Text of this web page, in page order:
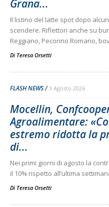
Grana...
Il listino del latte spot dopo
scendere. Riflettori anche su
Reggiano, Pecorino Romano,
Di Teresa Orsetti -
FLASH NEWS 3 Agosto 2026
Mocellin,
Agroalimentare:
estremo ridotta la
di...
Nei primi giorni di agosto la
il 10% rispetto all’ultima
Di Teresa Orsetti -